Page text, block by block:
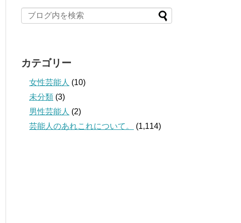
カテゴリー
女性芸能人 (10)
未分類 (3)
男性芸能人 (2)
芸能人のあれこれについて。
(1,114)